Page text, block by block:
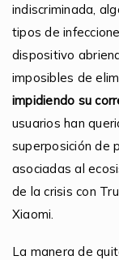
indiscriminada,
tipos de
dispositivo
imposibles de
impidiendo su
usuarios han
superposición de
asociadas al
de la crisis con
Xiaomi.
La manera de